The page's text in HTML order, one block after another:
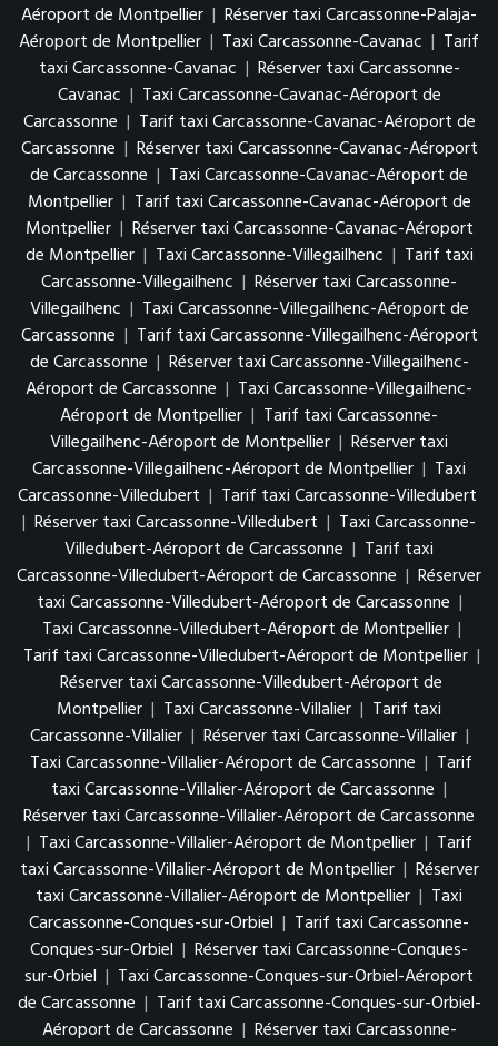
Aéroport de Montpellier | Réserver taxi Carcassonne-Palaja-
Aéroport de Montpellier | Taxi Carcassonne-Cavanac | Tarif
taxi Carcassonne-Cavanac | Réserver taxi Carcassonne-
Cavanac | Taxi Carcassonne-Cavanac-Aéroport de
Carcassonne | Tarif taxi Carcassonne-Cavanac-Aéroport de
Carcassonne | Réserver taxi Carcassonne-Cavanac-Aéroport
de Carcassonne | Taxi Carcassonne-Cavanac-Aéroport de
Montpellier | Tarif taxi Carcassonne-Cavanac-Aéroport de
Montpellier | Réserver taxi Carcassonne-Cavanac-Aéroport
de Montpellier | Taxi Carcassonne-Villegailhenc | Tarif taxi
Carcassonne-Villegailhenc | Réserver taxi Carcassonne-
Villegailhenc | Taxi Carcassonne-Villegailhenc-Aéroport de
Carcassonne | Tarif taxi Carcassonne-Villegailhenc-Aéroport
de Carcassonne | Réserver taxi Carcassonne-Villegailhenc-
Aéroport de Carcassonne | Taxi Carcassonne-Villegailhenc-
Aéroport de Montpellier | Tarif taxi Carcassonne-
Villegailhenc-Aéroport de Montpellier | Réserver taxi
Carcassonne-Villegailhenc-Aéroport de Montpellier | Taxi
Carcassonne-Villedubert | Tarif taxi Carcassonne-Villedubert
| Réserver taxi Carcassonne-Villedubert | Taxi Carcassonne-
Villedubert-Aéroport de Carcassonne | Tarif taxi
Carcassonne-Villedubert-Aéroport de Carcassonne | Réserver
taxi Carcassonne-Villedubert-Aéroport de Carcassonne |
Taxi Carcassonne-Villedubert-Aéroport de Montpellier |
Tarif taxi Carcassonne-Villedubert-Aéroport de Montpellier |
Réserver taxi Carcassonne-Villedubert-Aéroport de
Montpellier | Taxi Carcassonne-Villalier | Tarif taxi
Carcassonne-Villalier | Réserver taxi Carcassonne-Villalier |
Taxi Carcassonne-Villalier-Aéroport de Carcassonne | Tarif
taxi Carcassonne-Villalier-Aéroport de Carcassonne |
Réserver taxi Carcassonne-Villalier-Aéroport de Carcassonne
| Taxi Carcassonne-Villalier-Aéroport de Montpellier | Tarif
taxi Carcassonne-Villalier-Aéroport de Montpellier | Réserver
taxi Carcassonne-Villalier-Aéroport de Montpellier | Taxi
Carcassonne-Conques-sur-Orbiel | Tarif taxi Carcassonne-
Conques-sur-Orbiel | Réserver taxi Carcassonne-Conques-
sur-Orbiel | Taxi Carcassonne-Conques-sur-Orbiel-Aéroport
de Carcassonne | Tarif taxi Carcassonne-Conques-sur-Orbiel-
Aéroport de Carcassonne | Réserver taxi Carcassonne-